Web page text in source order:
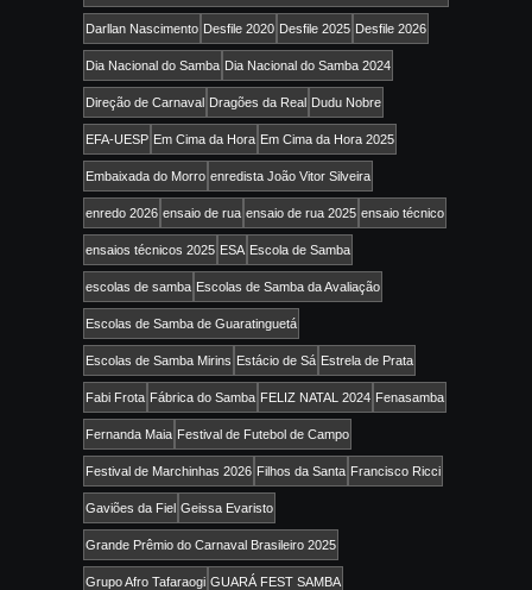
Darllan Nascimento Desfile 2020 Desfile 2025 Desfile 2026
Dia Nacional do Samba Dia Nacional do Samba 2024
Direção de Carnaval Dragões da Real Dudu Nobre
EFA-UESP Em Cima da Hora Em Cima da Hora 2025
Embaixada do Morro enredista João Vitor Silveira
enredo 2026 ensaio de rua ensaio de rua 2025 ensaio técnico
ensaios técnicos 2025 ESA Escola de Samba
escolas de samba Escolas de Samba da Avaliação
Escolas de Samba de Guaratinguetá
Escolas de Samba Mirins Estácio de Sá Estrela de Prata
Fabi Frota Fábrica do Samba FELIZ NATAL 2024 Fenasamba
Fernanda Maia Festival de Futebol de Campo
Festival de Marchinhas 2026 Filhos da Santa Francisco Ricci
Gaviões da Fiel Geissa Evaristo
Grande Prêmio do Carnaval Brasileiro 2025
Grupo Afro Tafaraogi GUARÁ FEST SAMBA